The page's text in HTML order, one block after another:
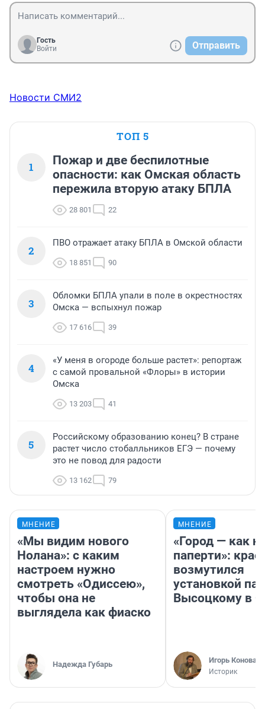
Гость
Войти
Отправить
Новости СМИ2
ТОП 5
1
Пожар и две беспилотные
опасности: как Омская область
пережила вторую атаку БПЛА
28 801 22
2
ПВО отражает атаку БПЛА в Омской области
18 851 90
3
Обломки БПЛА упали в поле в окрестностях
Омска — вспыхнул пожар
17 616 39
4
«У меня в огороде больше растет»: репортаж
с самой провальной «Флоры» в истории
Омска
13 203 41
5
Российскому образованию конец? В стране
растет число стобалльников ЕГЭ — почему
это не повод для радости
13 162 79
МНЕНИЕ
«Мы видим нового
Нолана»: с каким
настроем нужно
смотреть «Одиссею»,
чтобы она не
выглядела как фиаско
Надежда Губарь
МНЕНИЕ
«Город — как
паперти»:
возмутился
установкой
Высоцкому в
Игорь
Историк